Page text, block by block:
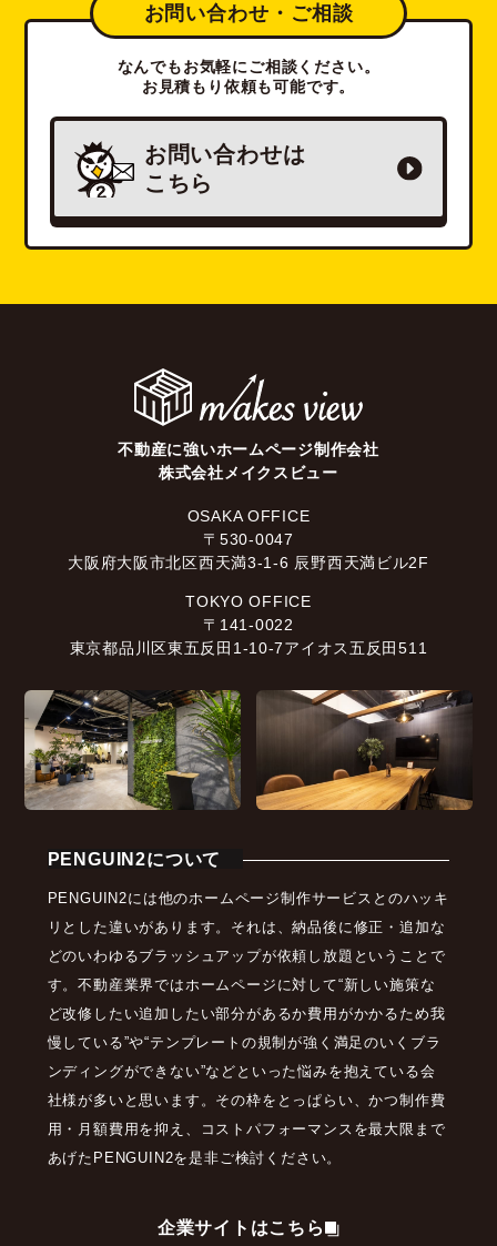
お問い合わせ・ご相談
なんでもお気軽にご相談ください。
お見積もり依頼も可能です。
お問い合わせは
こちら
不動産に強いホームページ制作会社
株式会社メイクスビュー
OSAKA OFFICE
〒530-0047
大阪府大阪市北区西天満3-1-6 辰野西天満ビル2F
TOKYO OFFICE
〒141-0022
東京都品川区東五反田1-10-7アイオス五反田511
PENGUIN2について
PENGUIN2には他のホームページ制作サービスとのハッキ
リとした違いがあります。それは、納品後に修正・追加な
どのいわゆるブラッシュアップが依頼し放題ということで
す。不動産業界ではホームページに対して“新しい施策な
ど改修したい追加したい部分があるか費用がかかるため我
慢している”や“テンプレートの規制が強く満足のいくブラ
ンディングができない”などといった悩みを抱えている会
社様が多いと思います。その枠をとっぱらい、かつ制作費
用・月額費用を抑え、コストパフォーマンスを最大限まで
あげたPENGUIN2を是非ご検討ください。
企業サイトはこちら